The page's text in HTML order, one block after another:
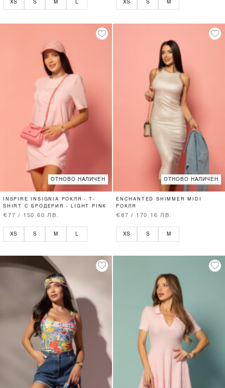
XS S M L XS S M
ОТНОВО НАЛИЧЕН
INSPIRE INSIGNIA РОКЛЯ - T-
SHIRT С БРОДЕРИЯ - LIGHT PINK
€77 / 150.60 ЛВ.
XS S M
ОТНОВО НАЛИЧЕН
ENCHANTED SHIMMER MIDI
РОКЛЯ
€87 / 170.16 ЛВ.
XS S M